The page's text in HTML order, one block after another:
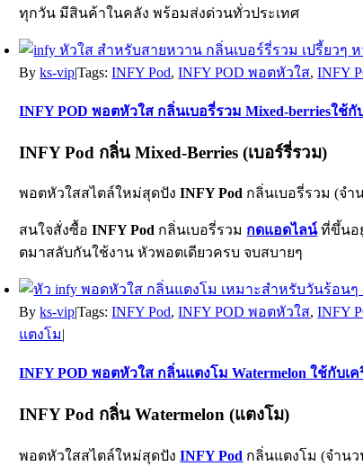
ทุกวัน มีสินค้าในคลัง พร้อมส่งด่วนทั่วประเทศ
Byks-vip|Tags:INFY Pod,INFY POD พอตหัวใส,INFY
INFY POD พอตหัวใส กลิ่นเบอรี่รวม Mixed-berriesใช้กั
INFY Pod กลิ่น Mixed-Berries (เบอร์รี่รวม)
พอตหัวใสสไตล์ใหม่สุดปังINFY Pod กลิ่นเบอรี่รวม (จำ
สนใจสั่งซื้อINFY Pod กลิ่นเบอรี่รวม กดแอดไลน์ที่ขึ้นอ
ตมาสลับกันใช้งาน หัวพอตเดียวครบ จบสบายๆ
Byks-vip|Tags:INFY Pod,INFY POD พอตหัวใส,INFY
แตงโม|
INFY POD พอตหัวใส กลิ่นแตงโม Watermelon ใช้กับเ
INFY Pod กลิ่น Watermelon (แตงโม)
พอตหัวใสสไตล์ใหม่สุดปังINFY Pod กลิ่นแตงโม (จำนว